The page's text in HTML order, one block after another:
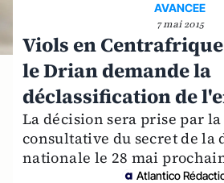
AVANCEE
7 mai 2015
Viols en Centrafrique
le Drian demande la
déclassification de
La décision sera prise par
consultative du secret de la
nationale le 28 mai
Atlantico